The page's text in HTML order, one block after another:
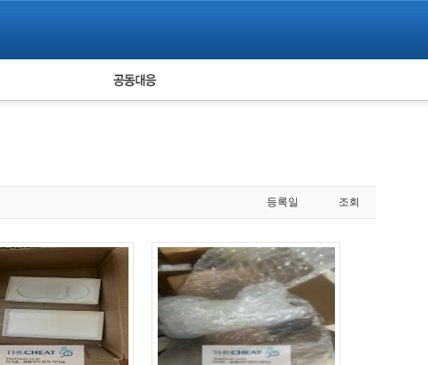
통계 피해자 공동대응
등록일 조회